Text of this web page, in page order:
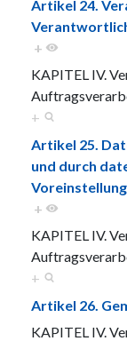
Artikel 24.
+
KAPITEL IV.
+
Artikel 25.
und durch
+
KAPITEL IV.
+
Artikel 26.
KAPITEL IV.